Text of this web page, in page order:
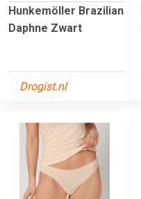
Hunkemöller Brazilian
Daphne Zwart
Drogist.nl